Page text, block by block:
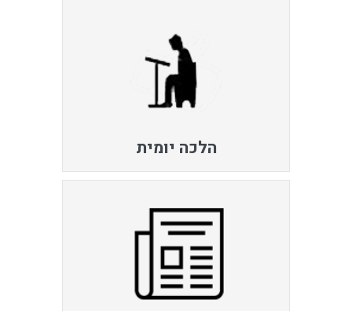
הלכה יומית